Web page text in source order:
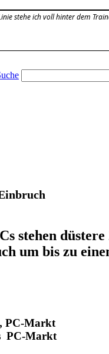
stehe ich voll hinter dem
stehen
um bis zu
PC-Markt
PC-Markt